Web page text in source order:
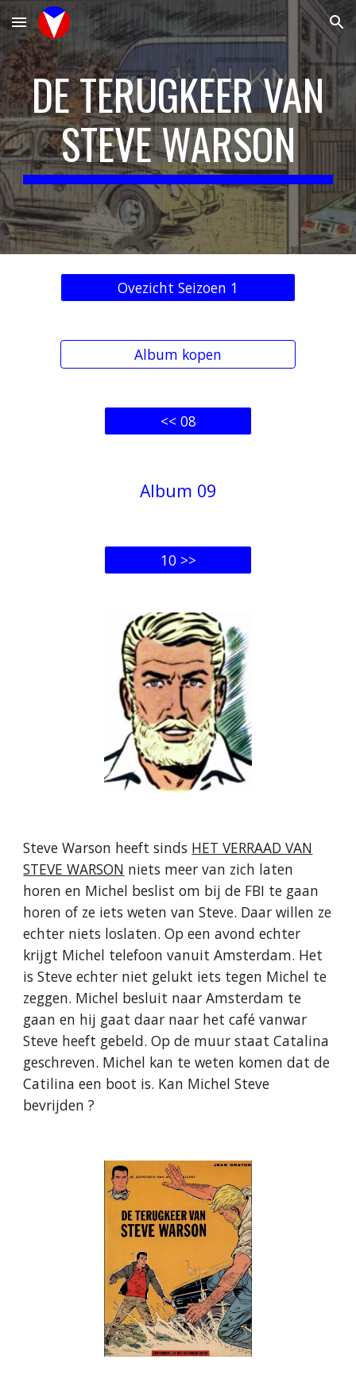
Skip to main content Skip to navigation
DE TERUGKEER VAN
STEVE WARSON
Ovezicht Seizoen 1
Album kopen
<< 08
Album 09
10 >>
Steve Warson heeft sinds HET VERRAAD VAN
STEVE WARSON niets meer van zich laten
horen en Michel beslist om bij de FBI te gaan
horen of ze iets weten van Steve. Daar willen ze
echter niets loslaten. Op een avond echter
krijgt Michel telefoon vanuit Amsterdam. Het
is Steve echter niet gelukt iets tegen Michel te
zeggen. Michel besluit naar Amsterdam te
gaan en hij gaat daar naar het café vanwar
Steve heeft gebeld. Op de muur staat Catalina
geschreven. Michel kan te weten komen dat de
Catilina een boot is. Kan Michel Steve
bevrijden ?